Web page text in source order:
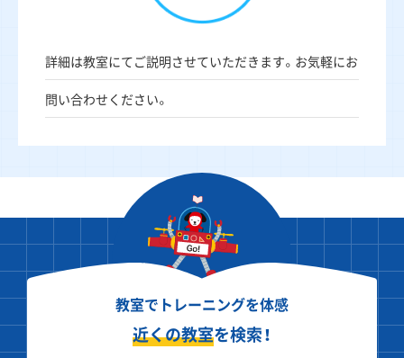
詳細は教室にてご説明させていただきます。お気軽にお
問い合わせください。
教室でトレーニングを体感
近くの教室を検索！